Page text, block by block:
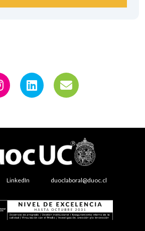
LinkedIn duoclaboral@duoc.cl